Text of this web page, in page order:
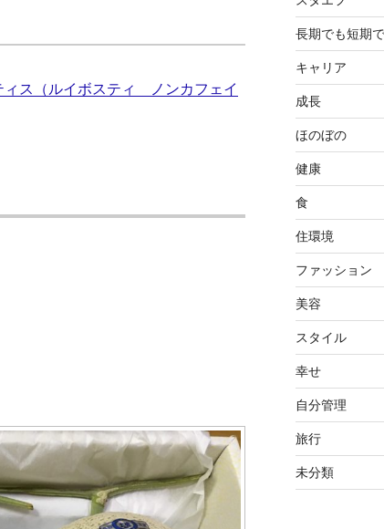
ィス（ルイボスティ ノンカフェイ
長期でも短期
キャリア
成長
ほのぼの
健康
食
住環境
ファッション
美容
スタイル
幸せ
自分管理
旅行
未分類